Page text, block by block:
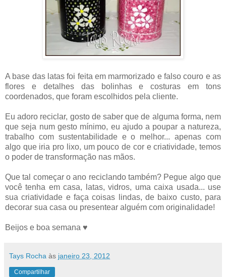
A base das latas foi feita em marmorizado e falso couro e as
flores e detalhes das bolinhas e costuras em tons
coordenados, que foram escolhidos pela cliente.
Eu adoro reciclar, gosto de saber que de alguma forma, nem
que seja num gesto mínimo, eu ajudo a poupar a natureza,
trabalho com sustentabilidade e o melhor... apenas com
algo que iria pro lixo, um pouco de cor e criatividade, temos
o poder de transformação nas mãos.
Que tal começar o ano reciclando também? Pegue algo que
você tenha em casa, latas, vidros, uma caixa usada... use
sua criatividade e faça coisas lindas, de baixo custo, para
decorar sua casa ou presentear alguém com originalidade!
Beijos e boa semana ♥
Tays Rocha às janeiro 23, 2012
Compartilhar